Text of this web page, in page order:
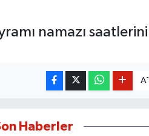
namazı saatlerini
A-
Haberler